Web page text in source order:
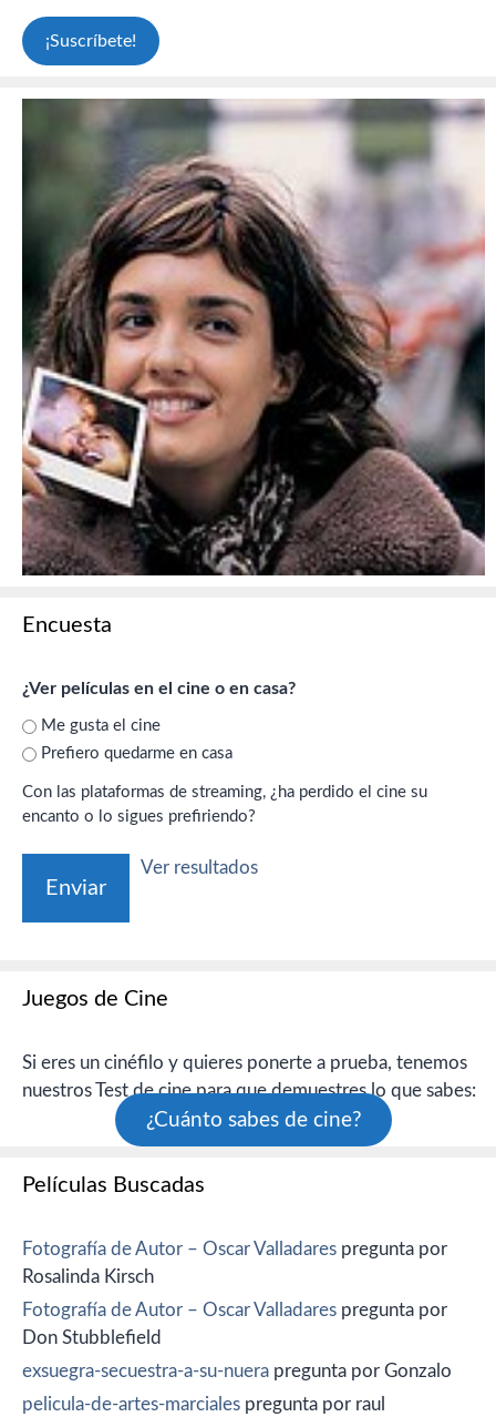
Encuesta
¿Ver películas en el cine o en casa?
Me gusta el cine
Prefiero quedarme en casa
Con las plataformas de streaming, ¿ha perdido el cine su
encanto o lo sigues prefiriendo?
Ver resultados
Juegos de Cine
Si eres un cinéfilo y quieres ponerte a prueba, tenemos
nuestros Test de cine para que demuestres lo que sabes:
¿Cuánto sabes de cine?
Películas Buscadas
Fotografía de Autor – Oscar Valladares pregunta por
Rosalinda Kirsch
Fotografía de Autor – Oscar Valladares pregunta por
Don Stubblefield
exsuegra-secuestra-a-su-nuera pregunta por Gonzalo
pelicula-de-artes-marciales pregunta por raul